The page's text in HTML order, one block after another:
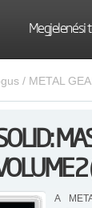
Megjelenési
/ METAL
A